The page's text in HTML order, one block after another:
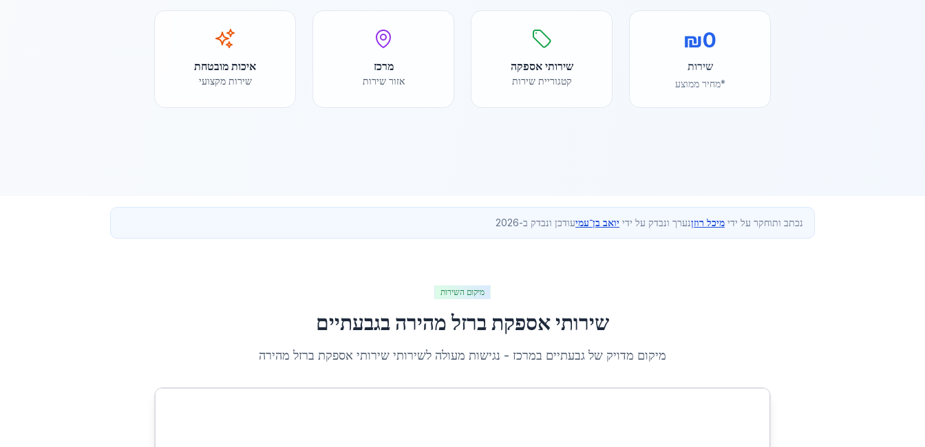
₪0
שירות
*מחיר ממוצע
שירותי אספקה
קטגוריית שירות
מרכז
אזור שירות
איכות מובטחת
שירות מקצועי
נכתב ותוחקר על ידי מיכל רוזןנערך ונבדק על ידי יואב בן־עמיעודכן ונבדק ב-2026
מיקום השירות
שירותי אספקת ברזל מהירה בגבעתיים
מיקום מדויק של גבעתיים במרכז - נגישות מעולה לשירותי שירותי אספקת ברזל מהירה